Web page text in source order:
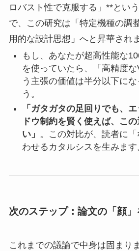
ロバスト性で克服する」**とい
で、この研究は「特定機種の調
用的な設計思想」へと昇華され
もし、あなたが超高性能な
を使っていたら、「高精度
う主張の価値は半分以下にな
う。
「ガタガタの足回りでも、
ドウ制約を賢く使えば、こ
い」 。この対比が、読者に
わせるカタルシスを生みます
次のステップ：論文の「顔」
これまでの議論で中身は固まり